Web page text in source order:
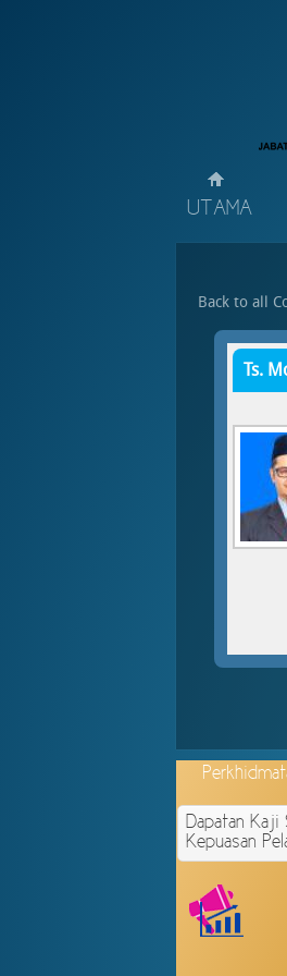
UTAMA
Back to all
Ts.
Dapatan Kaji
Kepuasan